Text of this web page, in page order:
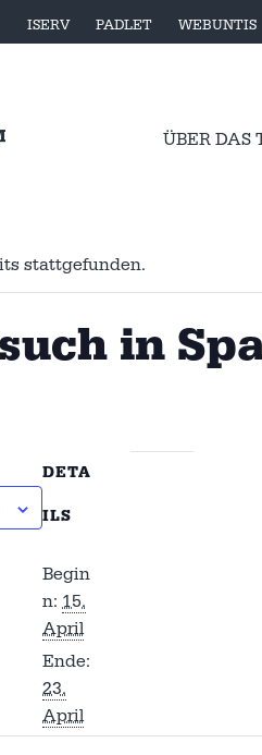
ISERV PADLET WEBUNTIS
ÜBER DAS
stattgefunden.
in
DETA
ILS
Begin
n: 15.
April
Ende:
23.
April